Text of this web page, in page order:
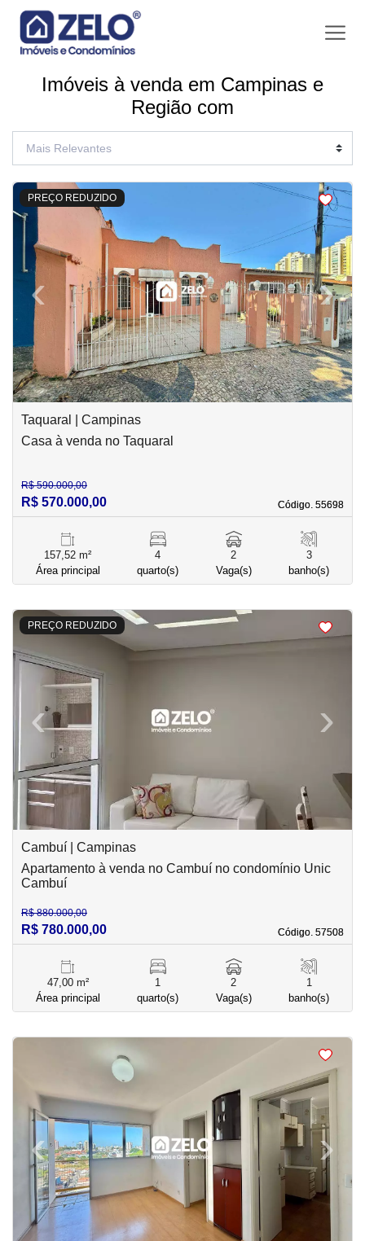
Imóveis à venda em Campinas e
Região com
PREÇO REDUZIDO
<<<<
‹
Previous ›Next
Taquaral | Campinas
Código. 55698
Código. 55698
Casa à venda no Taquaral
R$ 590.000,00
R$ 570.000,00
157,52 m²
Área principal
4
quarto(s)
2
Vaga(s)
3
banho(s)
PREÇO REDUZIDO
<<<<
‹
Previous ›Next
Cambuí | Campinas
Código. 57508
Código. 57508
Apartamento à venda no Cambuí no condomínio Unic
Cambuí
R$ 880.000,00
R$ 780.000,00
47,00 m²
Área principal
1
quarto(s)
2
Vaga(s)
1
banho(s)
‹Previous ›Next